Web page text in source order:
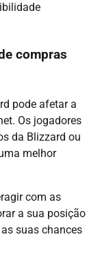
compras
pode afetar a
Os jogadores
da Blizzard ou
melhor
com as
a sua posição
suas chances